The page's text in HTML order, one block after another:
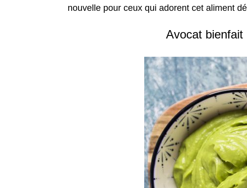
nouvelle pour ceux qui adorent cet aliment
Avocat bienfait